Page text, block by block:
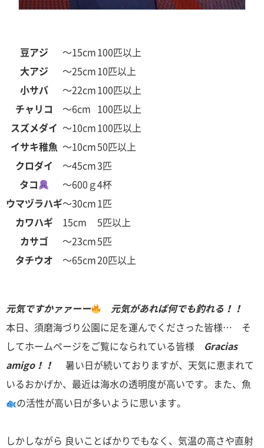
豆アジ ～15cm100匹以上
大アジ
～25cm10匹以上
小サバ
～22cm100匹以上
チャリコ
～6cm 100匹以上
スズメダイ ～10cm100匹以上
イサキ稚魚 ～10cm50匹以上
クロダイ
～45cm3匹
タコ
～600ｇ4杯
ウマヅラハギ～30cm1匹
カワハギ
15cm
5匹以上
カサゴ
～23cm5匹
タチウオ
～65cm20匹以上
元気ですかァァーー
元気があれば何でも釣れる！！
本日、須磨海づり公園に足を運んでくださった皆様… そ
してホームページをご覧になられている皆様 Gracias
amigo！！
暑い日が続いておりますが、天気に恵まれて
いるおかげか、最近は海水の透明度が高いです。また、魚
の活性が高い日が多いように思います。
しかしながら 良いことばかりでもなく、気温の高さや直射